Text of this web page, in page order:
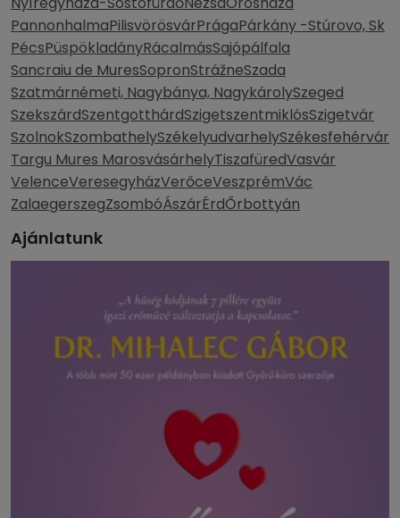
PannonhalmaPilisvörösvárPrágaPárkány -Stúrovo, Sk
PécsPüspökladányRácalmásSajópálfala
Sancraiu de MuresSopronStrážneSzada
Szatmárnémeti, Nagybánya, NagykárolySzeged
SzekszárdSzentgotthárdSzigetszentmiklósSzigetvár
SzolnokSzombathelySzékelyudvarhelySzékesfehérvár
Targu Mures MarosvásárhelyTiszafüredVasvár
VelenceVeresegyházVerőceVeszprémVác
ZalaegerszegZsombóÁszárÉrdŐrbottyán
Ajánlatunk